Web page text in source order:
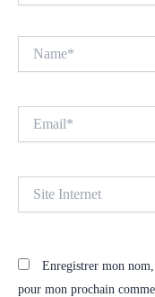
Internet
Enregistrer mon
pour mon prochain